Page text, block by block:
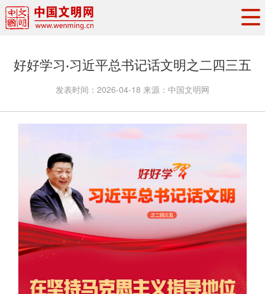
权威发布
资讯联播
地方交流
文明培育
文明实践
文明创建
文明之光
文明影音 文明矩阵
好好学习·习近平总书记话文明之二四三五
发表时间： 2026-04-18 来源： 中国文明网